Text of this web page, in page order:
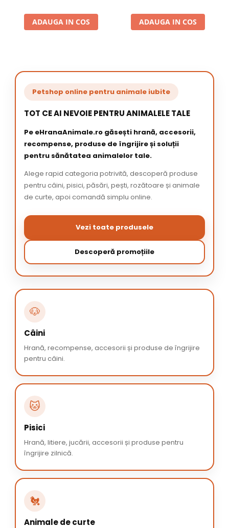
ADAUGA IN COS ADAUGA IN COS
Petshop online pentru animale iubite
TOT CE AI NEVOIE PENTRU ANIMALELE TALE
Pe eHranaAnimale.ro găsești hrană, accesorii,
recompense, produse de îngrijire și soluții
pentru sănătatea animalelor tale.
Alege rapid categoria potrivită, descoperă produse
pentru câini, pisici, păsări, pești, rozătoare și animale
de curte, apoi comandă simplu online.
Vezi toate produsele
Descoperă promoțiile
🐶
Câini
Hrană, recompense, accesorii și produse de îngrijire
pentru câini.
🐱
Pisici
Hrană, litiere, jucării, accesorii și produse pentru
îngrijire zilnică.
🐔
Animale de curte